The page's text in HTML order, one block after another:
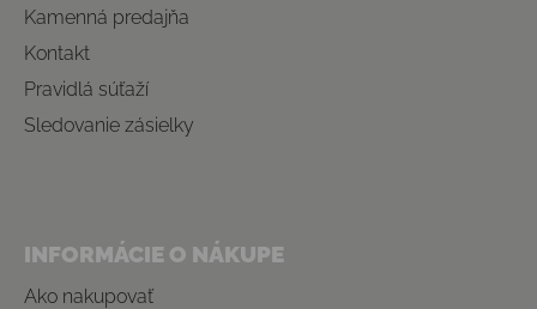
Kamenná predajňa
Kontakt
Pravidlá súťaží
Sledovanie zásielky
INFORMÁCIE O NÁKUPE
Ako nakupovať